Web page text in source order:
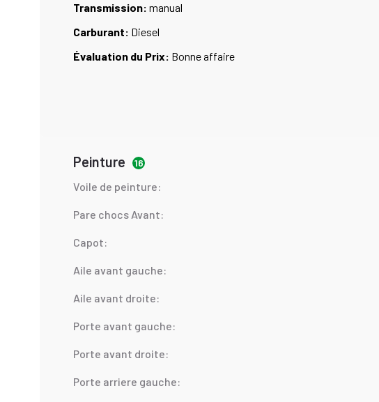
Transmission: manual
Carburant: Diesel
Évaluation du Prix: Bonne affaire
Peinture 16
Voile de peinture:
Pare chocs Avant:
Capot:
Aile avant gauche:
Aile avant droite:
Porte avant gauche:
Porte avant droite:
Porte arriere gauche: